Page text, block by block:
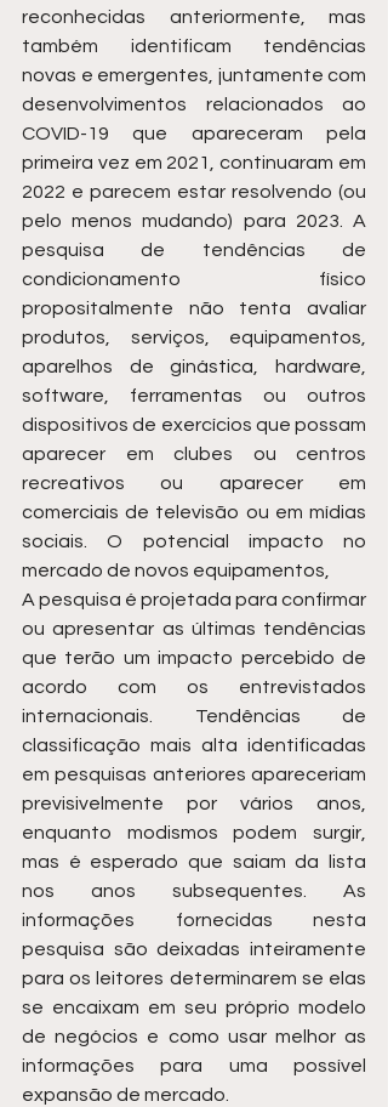
reconhecidas anteriormente, mas
também identificam tendências
novas e emergentes, juntamente com
desenvolvimentos relacionados ao
COVID-19 que apareceram pela
primeira vez em 2021, continuaram em
2022 e parecem estar resolvendo (ou
pelo menos mudando) para 2023. A
pesquisa de tendências de
condicionamento físico
propositalmente não tenta avaliar
produtos, serviços, equipamentos,
aparelhos de ginástica, hardware,
software, ferramentas ou outros
dispositivos de exercícios que possam
aparecer em clubes ou centros
recreativos ou aparecer em
comerciais de televisão ou em mídias
sociais. O potencial impacto no
mercado de novos equipamentos,
A pesquisa é projetada para confirmar
ou apresentar as últimas tendências
que terão um impacto percebido de
acordo com os entrevistados
internacionais. Tendências de
classificação mais alta identificadas
em pesquisas anteriores apareceriam
previsivelmente por vários anos,
enquanto modismos podem surgir,
mas é esperado que saiam da lista
nos anos subsequentes. As
informações fornecidas nesta
pesquisa são deixadas inteiramente
para os leitores determinarem se elas
se encaixam em seu próprio modelo
de negócios e como usar melhor as
informações para uma possível
expansão de mercado.